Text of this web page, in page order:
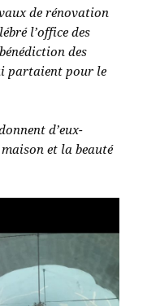
de rénovation
l’office des
des
partaient pour le
d’eux-
et la beauté